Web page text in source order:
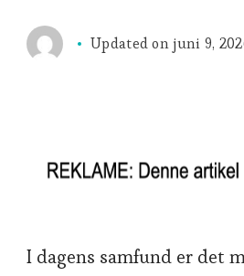
Updated on juni 9,
I dagens samfund er det